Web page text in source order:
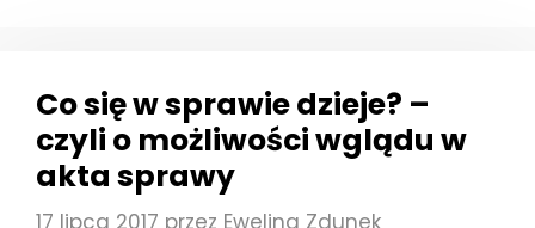
Co się w sprawie dzieje? –
czyli o możliwości wglądu w
akta sprawy
17 lipca 2017 przez Ewelina Zdunek